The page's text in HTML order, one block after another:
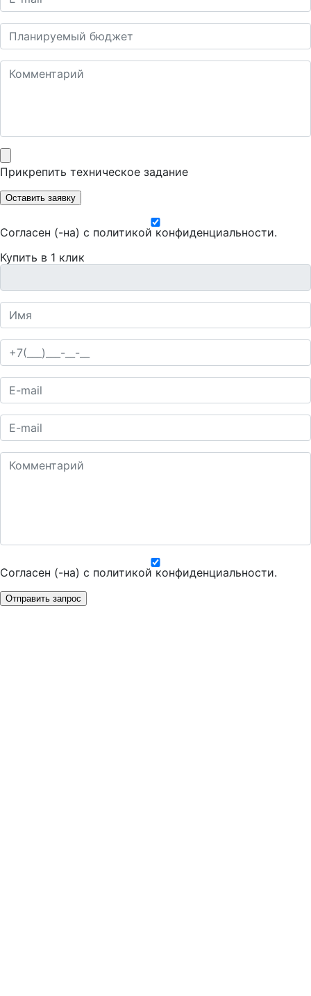
Прикрепить техническое задание
Оставить заявку
Согласен (-на) с политикой конфиденциальности.
Купить в 1 клик
Согласен (-на) с политикой конфиденциальности.
Отправить запрос